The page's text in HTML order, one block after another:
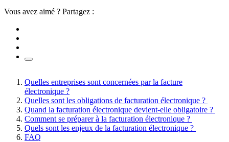
Vous avez aimé ? Partagez :
Quelles entreprises sont concernées par la facture
électronique ?
Quelles sont les obligations de facturation électronique ?
Quand la facturation électronique devient-elle obligatoire ?
Comment se préparer à la facturation électronique ?
Quels sont les enjeux de la facturation électronique ?
FAQ